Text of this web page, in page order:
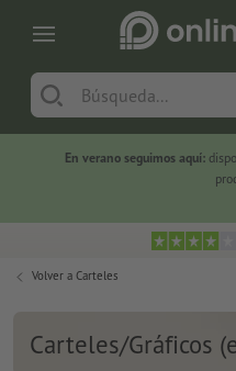
En verano seguimos aquí:
Volver a Carteles
Carteles/Gráficos